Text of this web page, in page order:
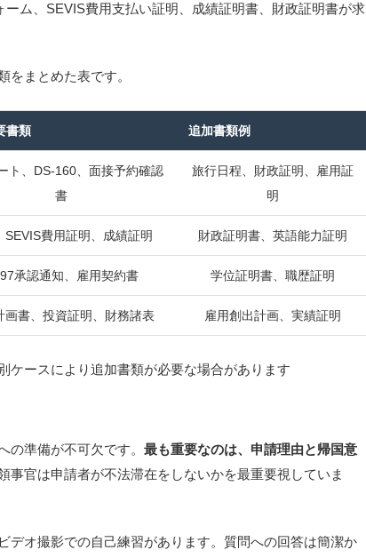
ム、SEVIS費用支払い証明、成績証明書、財政証明書が求
をまとめた表です。
書類 追加書類例
ト、DS-160、面接予約確認
書
旅行日程、財政証明、雇用証
明
SEVIS費用証明、成績証明 財政証明書、英語能力証明
承認通知、雇用契約書 学位証明書、職歴証明
画書、投資証明、財務諸表 雇用創出計画、実績証明
ケースにより追加書類が必要な場合があります
の準備が不可欠です。最も重要なのは、申請理由と帰国意
事官は申請者が不法滞在をしないかを最重要視していま
デオ撮影での自己練習があります。質問への回答は簡潔か